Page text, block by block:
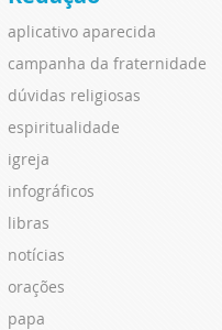
aplicativo aparecida
campanha da fraternidade
dúvidas religiosas
espiritualidade
igreja
infográficos
libras
notícias
orações
papa